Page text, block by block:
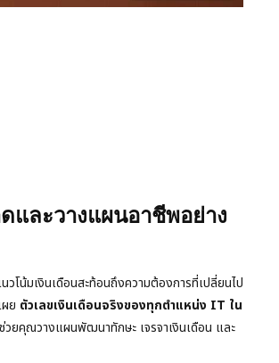
และวางแผนอาชีพอย่าง
โน้มเงินเดือนสะท้อนถึงความต้องการที่เปลี่ยนไป
ย ตัวเลขเงินเดือนจริงของทุกตำแหน่ง IT ใน
ยคุณวางแผนพัฒนาทักษะ เจรจาเงินเดือน และ